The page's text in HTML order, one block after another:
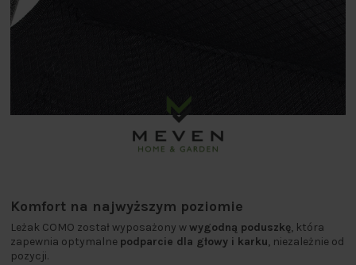
Komfort na najwyższym poziomie
Leżak COMO został wyposażony wwygodną poduszkę, która
zapewnia optymalne podparcie dla głowy i karku, niezależnie od
pozycji.